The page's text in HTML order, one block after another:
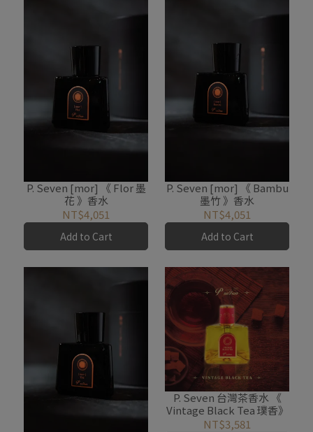
P. Seven [mor] 《 Flor 墨
花 》香水
NT$4,051
Add to Cart
P. Seven [mor] 《 Bambu
墨竹 》香水
NT$4,051
Add to Cart
P. Seven 台灣茶香水 《
Vintage Black Tea 璞香》
NT$3,581